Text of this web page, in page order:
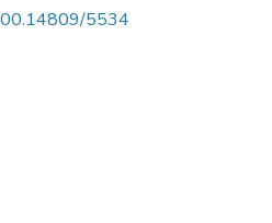
5534